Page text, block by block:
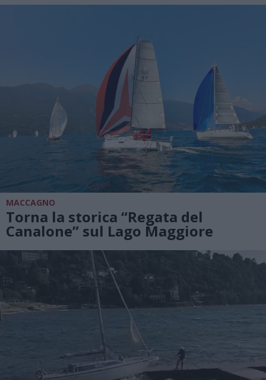
MACCAGNO
Torna la storica “Regata del
Canalone” sul Lago Maggiore